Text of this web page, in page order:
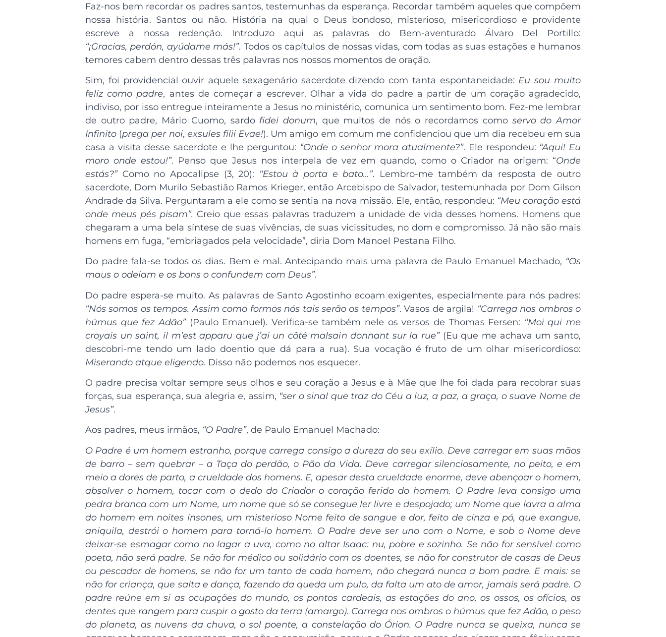
Faz-nos bem recordar os padres santos, testemunhas da esperança. Recordar também aqueles que compõem
nossa história. Santos ou não. História na qual o Deus bondoso, misterioso, misericordioso e providente
escreve a nossa redenção. Introduzo aqui as palavras do Bem-aventurado Álvaro Del Portillo:
“¡Gracias, perdón, ayúdame más!”. Todos os capítulos de nossas vidas, com todas as suas estações e humanos
temores cabem dentro dessas três palavras nos nossos momentos de oração.
Sim, foi providencial ouvir aquele sexagenário sacerdote dizendo com tanta espontaneidade: Eu sou muito
feliz como padre, antes de começar a escrever. Olhar a vida do padre a partir de um coração agradecido,
indiviso, por isso entregue inteiramente a Jesus no ministério, comunica um sentimento bom. Fez-me lembrar
de outro padre, Mário Cuomo, sardo fidei donum, que muitos de nós o recordamos como servo do Amor
Infinito (prega per noi, exsules filii Evae!). Um amigo em comum me confidenciou que um dia recebeu em sua
casa a visita desse sacerdote e lhe perguntou: “Onde o senhor mora atualmente?”. Ele respondeu: “Aqui! Eu
moro onde estou!”. Penso que Jesus nos interpela de vez em quando, como o Criador na origem: “Onde
estás?” Como no Apocalipse (3, 20): “Estou à porta e bato…”. Lembro-me também da resposta de outro
sacerdote, Dom Murilo Sebastião Ramos Krieger, então Arcebispo de Salvador, testemunhada por Dom Gilson
Andrade da Silva. Perguntaram a ele como se sentia na nova missão. Ele, então, respondeu: “Meu coração está
onde meus pés pisam”. Creio que essas palavras traduzem a unidade de vida desses homens. Homens que
chegaram a uma bela síntese de suas vivências, de suas vicissitudes, no dom e compromisso. Já não são mais
homens em fuga, “embriagados pela velocidade”, diria Dom Manoel Pestana Filho.
Do padre fala-se todos os dias. Bem e mal. Antecipando mais uma palavra de Paulo Emanuel Machado, “Os
maus o odeiam e os bons o confundem com Deus”.
Do padre espera-se muito. As palavras de Santo Agostinho ecoam exigentes, especialmente para nós padres:
“Nós somos os tempos. Assim como formos nós tais serão os tempos”. Vasos de argila! “Carrega nos ombros o
húmus que fez Adão”(Paulo Emanuel). Verifica-se também nele os versos de Thomas Fersen: “Moi qui me
croyais un saint, il m’est apparu que j’ai un côté malsain donnant sur la rue” (Eu que me achava um santo,
descobri-me tendo um lado doentio que dá para a rua). Sua vocação é fruto de um olhar misericordioso:
Miserando atque eligendo. Disso não podemos nos esquecer.
O padre precisa voltar sempre seus olhos e seu coração a Jesus e à Mãe que lhe foi dada para recobrar suas
forças, sua esperança, sua alegria e, assim, “ser o sinal que traz do Céu a luz, a paz, a graça, o suave Nome de
Jesus”.
Aos padres, meus irmãos, “O Padre”, de Paulo Emanuel Machado:
O Padre é um homem estranho, porque carrega consigo a dureza do seu exílio. Deve carregar em suas mãos
de barro – sem quebrar – a Taça do perdão, o Pão da Vida. Deve carregar silenciosamente, no peito, e em
meio a dores de parto, a crueldade dos homens. E, apesar desta crueldade enorme, deve abençoar o homem,
absolver o homem, tocar com o dedo do Criador o coração ferido do homem. O Padre leva consigo uma
pedra branca com um Nome, um nome que só se consegue ler livre e despojado; um Nome que lavra a alma
do homem em noites insones, um misterioso Nome feito de sangue e dor, feito de cinza e pó, que exangue,
aniquila, destrói o homem para torná-lo homem. O Padre deve ser uno com o Nome, e sob o Nome deve
deixar-se esmagar como no lagar a uva, como no altar Isaac: nu, pobre e sozinho. Se não for sensível como
poeta, não será padre. Se não for médico ou solidário com os doentes, se não for construtor de casas de Deus
ou pescador de homens, se não for um tanto de cada homem, não chegará nunca a bom padre. E mais: se
não for criança, que salta e dança, fazendo da queda um pulo, da falta um ato de amor, jamais será padre. O
padre reúne em si as ocupações do mundo, os pontos cardeais, as estações do ano, os ossos, os ofícios, os
dentes que rangem para cuspir o gosto da terra (amargo). Carrega nos ombros o húmus que fez Adão, o peso
do planeta, as nuvens da chuva, o sol poente, a constelação do Órion. O Padre nunca se queixa, nunca se